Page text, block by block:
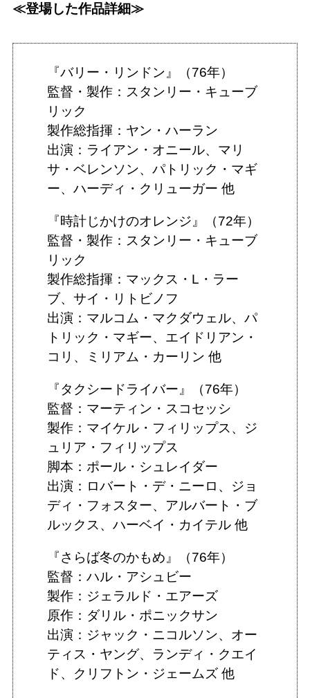
≪登場した作品詳細≫
『バリー・リンドン』（76年）
監督・製作：スタンリー・キューブ
リック
製作総指揮：ヤン・ハーラン
出演：ライアン・オニール、マリ
サ・ベレンソン、パトリック・マギ
ー、ハーディ・クリューガー 他
『時計じかけのオレンジ』（72年）
監督・製作：スタンリー・キューブ
リック
製作総指揮：マックス・L・ラー
ブ、サイ・リトビノフ
出演：マルコム・マクダウェル、パ
トリック・マギー、エイドリアン・
コリ、ミリアム・カーリン 他
『タクシードライバー』（76年）
監督：マーティン・スコセッシ
製作：マイケル・フィリップス、ジ
ュリア・フィリップス
脚本：ポール・シュレイダー
出演：ロバート・デ・ニーロ、ジョ
ディ・フォスター、アルバート・ブ
ルックス、ハーベイ・カイテル 他
『さらば冬のかもめ』（76年）
監督：ハル・アシュビー
製作：ジェラルド・エアーズ
原作：ダリル・ポニックサン
出演：ジャック・ニコルソン、オー
ティス・ヤング、ランディ・クエイ
ド、クリフトン・ジェームズ 他